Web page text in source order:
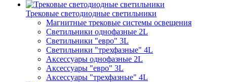
Трековые светодиодные светильники
Магнитные трековые системы освещения
Светильники однофазные 2L
Светильники "евро" 3L
Светильники "трехфазные" 4L
Аксессуары однофазные 2L
Аксессуары "евро" 3L
Аксессуары "трехфазные" 4L